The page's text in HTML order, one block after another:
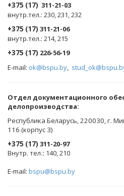
+375 (17) 311-21-03
внутр.тел.: 230, 231, 232
+375 (17) 311-21-06
внутр.тел.: 214, 215
+375 (17) 226-56-19
E-mail: ok@bspu.by,
Oтдел документационного
делопроизводства:
Республика Беларусь, 220030, г.
116 (корпус 3)
+375 (17) 311-20-97
Внутр. тел.: 140, 210
E-mail: bspu@bspu.by